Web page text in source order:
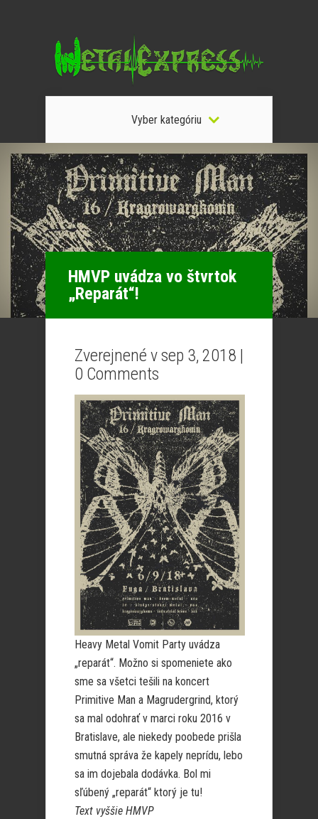
Vyber kategóriu
HMVP uvádza vo štvrtok
„Reparát“!
Zverejnené v sep 3, 2018 |
0 Comments
Heavy Metal Vomit Party uvádza
„reparát“. Možno si spomeniete ako
sme sa všetci tešili na koncert
Primitive Man a Magrudergrind, ktorý
sa mal odohrať v marci roku 2016 v
Bratislave, ale niekedy poobede prišla
smutná správa že kapely neprídu, lebo
sa im dojebala dodávka. Bol mi
sľúbený „reparát“ ktorý je tu!
Text vyššie HMVP